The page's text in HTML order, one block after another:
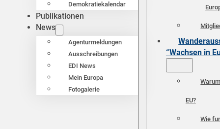
Demokratiekalendar
Publikationen
News
Agenturmeldungen
Ausschreibungen
EDI News
Mein Europa
Fotogalerie
“Wachsen in
EU?
Wie